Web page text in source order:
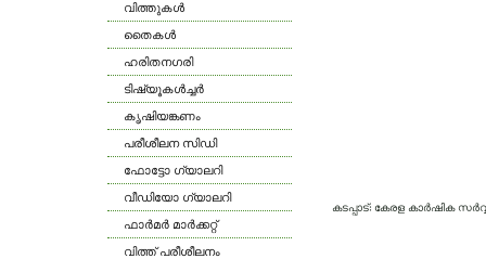
വിത്തുകള്‍
തൈകള്‍
ഹരിതനഗരി
ടിഷ്യൂകള്‍ച്ചര്‍
കൃഷിയങ്കണം
പരീശീലന സിഡി
ഫോട്ടോ ഗ്യാലറി
വീഡിയോ ഗ്യാലറി
ഫാര്‍മര്‍ മാര്‍ക്കറ്റ്
വിത്ത് പരീശീലനം
കടപ്പാട്: കേരള കാര്‍ഷിക